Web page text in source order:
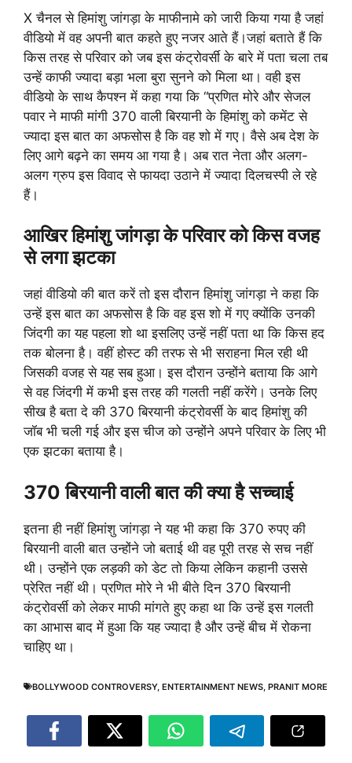
X चैनल से हिमांशु जांगड़ा के माफीनामे को जारी किया गया है जहां
वीडियो में वह अपनी बात कहते हुए नजर आते हैं।जहां बताते हैं कि
किस तरह से परिवार को जब इस कंट्रोवर्सी के बारे में पता चला तब
उन्हें काफी ज्यादा बड़ा भला बुरा सुनने को मिला था। वही इस
वीडियो के साथ कैपश्न में कहा गया कि “प्रणित मोरे और सेजल
पवार ने माफी मांगी 370 वाली बिरयानी के हिमांशु को कमेंट से
ज्यादा इस बात का अफसोस है कि वह शो में गए। वैसे अब देश के
लिए आगे बढ़ने का समय आ गया है। अब रात नेता और अलग-
अलग ग्रुप इस विवाद से फायदा उठाने में ज्यादा दिलचस्पी ले रहे
हैं।
आखिर हिमांशु जांगड़ा के परिवार को किस वजह
से लगा झटका
जहां वीडियो की बात करें तो इस दौरान हिमांशु जांगड़ा ने कहा कि
उन्हें इस बात का अफसोस है कि वह इस शो में गए क्योंकि उनकी
जिंदगी का यह पहला शो था इसलिए उन्हें नहीं पता था कि किस हद
तक बोलना है। वहीं होस्ट की तरफ से भी सराहना मिल रही थी
जिसकी वजह से यह सब हुआ। इस दौरान उन्होंने बताया कि आगे
से वह जिंदगी में कभी इस तरह की गलती नहीं करेंगे। उनके लिए
सीख है बता दे की 370 बिरयानी कंट्रोवर्सी के बाद हिमांशु की
जॉब भी चली गई और इस चीज को उन्होंने अपने परिवार के लिए भी
एक झटका बताया है।
370 बिरयानी वाली बात की क्या है सच्चाई
इतना ही नहीं हिमांशु जांगड़ा ने यह भी कहा कि 370 रुपए की
बिरयानी वाली बात उन्होंने जो बताई थी वह पूरी तरह से सच नहीं
थी। उन्होंने एक लड़की को डेट तो किया लेकिन कहानी उससे
प्रेरित नहीं थी। प्रणित मोरे ने भी बीते दिन 370 बिरयानी
कंट्रोवर्सी को लेकर माफी मांगते हुए कहा था कि उन्हें इस गलती
का आभास बाद में हुआ कि यह ज्यादा है और उन्हें बीच में रोकना
चाहिए था।
BOLLYWOOD CONTROVERSY, ENTERTAINMENT NEWS, PRANIT MORE